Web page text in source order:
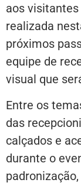
aos
realizada
próximos
equipe de
visual que
Entre os
das
calçados e
durante o